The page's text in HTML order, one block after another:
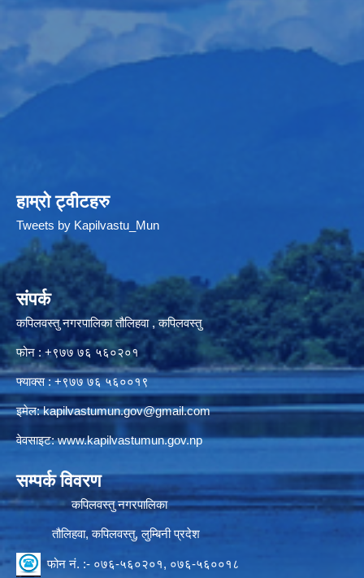
हाम्रो ट्वीटहरु
Tweets by Kapilvastu_Mun
संपर्क
कपिलवस्तु नगरपालिका तौलिहवा , कपिलवस्तु
फोन : +९७७ ७६ ५६०२०१
फ्याक्स : +९७७ ७६ ५६००१९
इमेल:kapilvastumun.gov@gmail.com
वेवसाइट:www.kapilvastumun.gov.np
सम्पर्क विवरण
कपिलवस्तु नगरपालिका
तौलिहवा, कपिलवस्तु, लुम्बिनी प्रदेश
फोन नं. :- ०७६-५६०२०१, ०७६-५६००१८